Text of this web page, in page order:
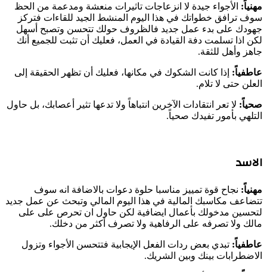
مهنياً: الأجواء جيدة لا انزعاجات تاثيرات منعشة ومدعمة من الحظ
سوف ترافق خطواتك في هذا اليوم المنشط الجيد للقاءات فتركز
جهودك على بدء عمل جديد فالظروف حولك تتحسن وتصبح أسهل
لكن اذا تسلمت دفة القيادة في العمل، فعليك أن تثبت للجميع أنك
جاهز وأهل للثقة.
عاطفياً: إذا كانت الشكوك في مكانها، فعليك أن تظهر الحقيقة إلى
العلن حتى لا تلام.
صحياً: لا تعر انتقادات الآخرين انتباهاً ولا تدعها تثير أعصابك، بل حاول
التلهي بأمور تفيدك صحياً.
الاسد
مهنياً: نجاح قوة تمييز مناسبا حلوة دعوات بالاضافة انه سوف
تتضاعف مكاسبك المالية في هذا اليوم المالي وتبحث عن عمل جديد
لتحسين مدخولك بأعمال ايضافية لكن حاول ان تحرص على على
مالك ولا تصرفه على الرفاهية ولا تصرف أكثر من دخلك.
عاطفياً: تبدي بعض ردات الفعل الإيجابية فتتحسن الأجواء وتزول
الاضطرابات بينك وبين الشريك.